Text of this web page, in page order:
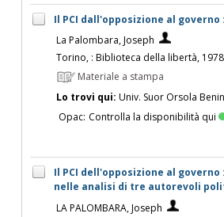
Il PCI dall'opposizione al governo
La Palombara, Joseph
Torino, : Biblioteca della libertà, 1978
Materiale a stampa
Lo trovi qui: Univ. Suor Orsola
Opac: Controlla la disponibilità qui
Il PCI dell'opposizione al
nelle analisi di tre autorevoli
LA PALOMBARA, Joseph